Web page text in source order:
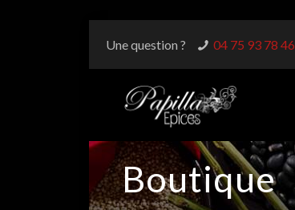
Une question ? 04 75 93 78 46
Boutique